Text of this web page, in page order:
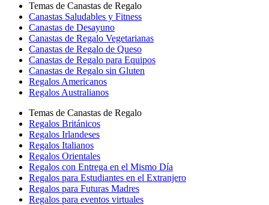
Temas de Canastas de Regalo
Canastas Saludables y Fitness
Canastas de Desayuno
Canastas de Regalo Vegetarianas
Canastas de Regalo de Queso
Canastas de Regalo para Equipos
Canastas de Regalo sin Gluten
Regalos Americanos
Regalos Australianos
Temas de Canastas de Regalo
Regalos Británicos
Regalos Irlandeses
Regalos Italianos
Regalos Orientales
Regalos con Entrega en el Mismo Día
Regalos para Estudiantes en el Extranjero
Regalos para Futuras Madres
Regalos para eventos virtuales